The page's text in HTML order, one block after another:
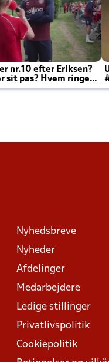
nr.10 efter Eriksen?
sit pas? Hvem ringer
efter kampe?
Nyhedsbreve
Nyheder
Afdelinger
Medarbejdere
Ledige stillinger
Privatlivspolitik
Cookiepolitik